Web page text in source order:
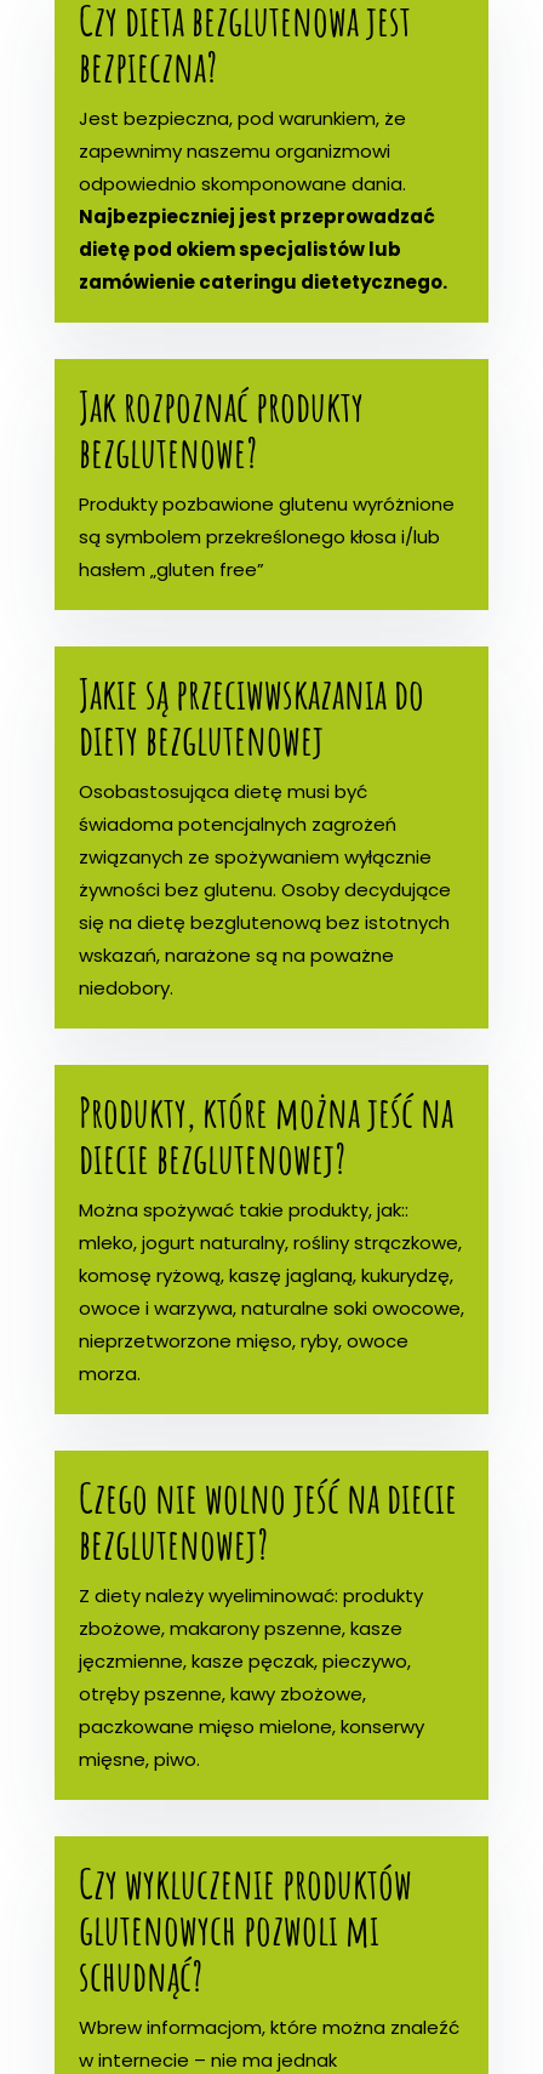
Czy dieta bezglutenowa jest
bezpieczna?
Jest bezpieczna, pod warunkiem, że
zapewnimy naszemu organizmowi
odpowiednio skomponowane dania.
Najbezpieczniej jest przeprowadzać
dietę pod okiem specjalistów lub
zamówienie cateringu dietetycznego.
Jak rozpoznać produkty
bezglutenowe?
Produkty pozbawione glutenu wyróżnione
są symbolem przekreślonego kłosa i/lub
hasłem „gluten free”
Jakie są przeciwwskazania do
diety bezglutenowej
Osobastosująca dietę musi być
świadoma potencjalnych zagrożeń
związanych ze spożywaniem wyłącznie
żywności bez glutenu. Osoby decydujące
się na dietę bezglutenową bez istotnych
wskazań, narażone są na poważne
niedobory.
Produkty, które można jeść na
diecie bezglutenowej?
Można spożywać takie produkty, jak::
mleko, jogurt naturalny, rośliny strączkowe,
komosę ryżową, kaszę jaglaną, kukurydzę,
owoce i warzywa, naturalne soki owocowe,
nieprzetworzone mięso, ryby, owoce
morza.
Czego nie wolno jeść na diecie
bezglutenowej?
Z diety należy wyeliminować: produkty
zbożowe, makarony pszenne, kasze
jęczmienne, kasze pęczak, pieczywo,
otręby pszenne, kawy zbożowe,
paczkowane mięso mielone, konserwy
mięsne, piwo.
Czy wykluczenie produktów
glutenowych pozwoli mi
schudnąć?
Wbrew informacjom, które można znaleźć
w internecie – nie ma jednak